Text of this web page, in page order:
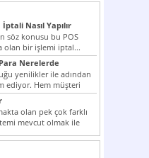
Nasıl Yapılır
söz konusu bu POS
olan bir işlemi iptal...
Nerelerde
yenilikler ile adından
ediyor. Hem müşteri
hem...
olan pek çok farklı
mevcut olmak ile